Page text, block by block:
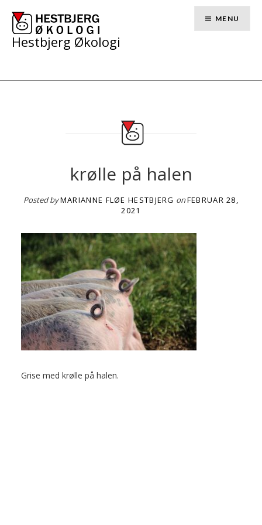
content
Hestbjerg Økologi
MENU
krølle på halen
Posted byMARIANNE FLØE HESTBJERG onFEBRUAR 28,
2021
Grise med krølle på halen.